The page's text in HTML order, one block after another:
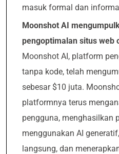
masuk formal dan
Moonshot AI
pengoptimalan situs web
Moonshot AI, platform
tanpa kode, telah
sebesar $10 juta.
platformnya terus
pengguna, menghasilkan
menggunakan AI
langsung, dan